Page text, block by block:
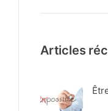
Articles